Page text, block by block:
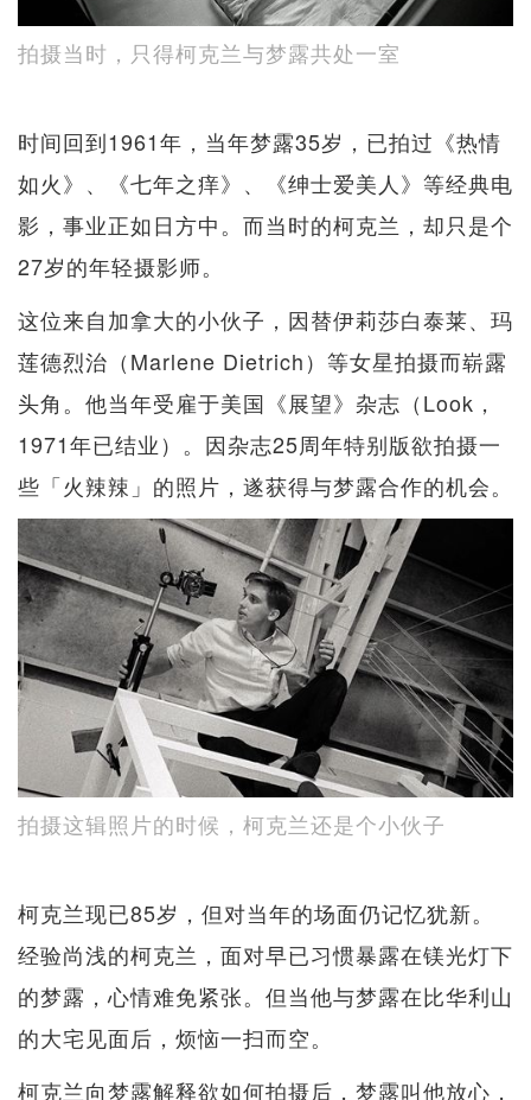
拍摄当时，只得柯克兰与梦露共处一室
时间回到1961年，当年梦露35岁，已拍过《热情
如火》、《七年之痒》、《绅士爱美人》等经典电
影，事业正如日方中。而当时的柯克兰，却只是个
27岁的年轻摄影师。
这位来自加拿大的小伙子，因替伊莉莎白泰莱、玛
莲德烈治（Marlene Dietrich）等女星拍摄而崭露
头角。他当年受雇于美国《展望》杂志（Look，
1971年已结业）。因杂志25周年特别版欲拍摄一
些「火辣辣」的照片，遂获得与梦露合作的机会。
拍摄这辑照片的时候，柯克兰还是个小伙子
柯克兰现已85岁，但对当年的场面仍记忆犹新。
经验尚浅的柯克兰，面对早已习惯暴露在镁光灯下
的梦露，心情难免紧张。但当他与梦露在比华利山
的大宅见面后，烦恼一扫而空。
柯克兰向梦露解释欲如何拍摄后，梦露叫他放心，